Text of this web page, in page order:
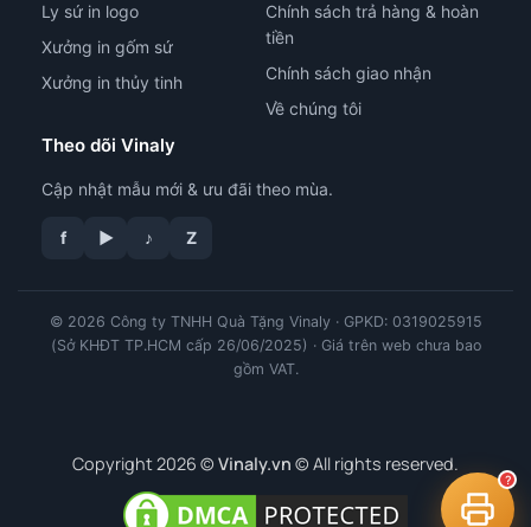
Ly sứ in logo
Xưởng in gốm sứ
Xưởng in thủy tinh
Chính sách trả hàng & hoàn
tiền
Chính sách giao nhận
Về chúng tôi
Theo dõi Vinaly
Cập nhật mẫu mới & ưu đãi theo mùa.
f ▶ ♪ Z
© 2026 Công ty TNHH Quà Tặng Vinaly · GPKD: 0319025915
(Sở KHĐT TP.HCM cấp 26/06/2025) · Giá trên web chưa bao
gồm VAT.
Copyright 2026 © Vinaly.vn © All rights reserved.
?